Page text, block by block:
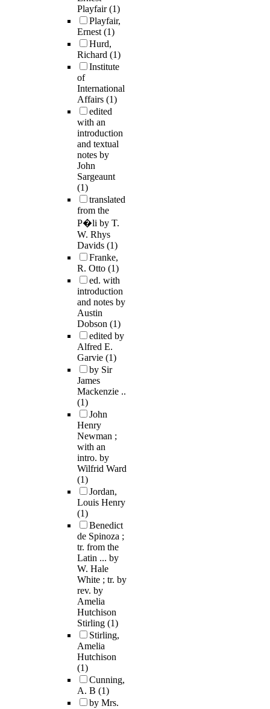
Playfair(1)
Playfair,
Ernest(1)
Hurd,
Richard (1)
Institute
of
International
Affairs (1)
edited
with an
introduction
and textual
notes by
John
Sargeaunt
(1)
translated
from the
P�li by T.
W. Rhys
Davids (1)
Franke,
R. Otto (1)
ed. with
introduction
and notes by
Austin
Dobson (1)
edited by
Alfred E.
Garvie (1)
by Sir
James
Mackenzie ..
(1)
John
Henry
Newman ;
with an
intro. by
Wilfrid Ward
(1)
Jordan,
Louis Henry
(1)
Benedict
de Spinoza ;
tr. from the
Latin ... by
W. Hale
White ; tr. by
rev. by
Amelia
Hutchison
Stirling (1)
Stirling,
Amelia
Hutchison
(1)
Cunning,
A. B (1)
by Mrs.